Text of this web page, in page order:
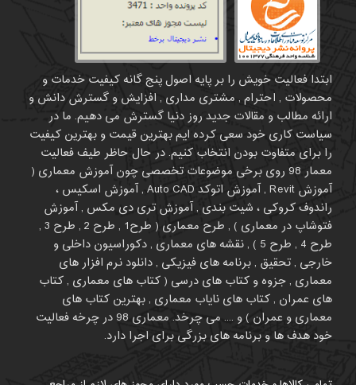
ابتدا فعالیت خویش را بر پایه اصول پنج گانه کیفیت خدمات و
محصولات , احترام , مشتری مداری , افزایش و گسترش دانش و
ارائه مطالب و مقالات جدید روز دنیا گسترش می دهیم. ما در
سیاست کاری خود سعی کرده ایم بهترین قیمت و بهترین کیفیت
را برای متفاوت بودن انتخاب کنیم. در حال حاظر طیف فعالیت
معمار 98 روی برخی موضوعات تخصصی چون آموزش معماری (
آموزش Revit , آموزش اتوکد Auto CAD , آموزش اسکیس ،
راندوف کروکی ، شیت بندی , آموزش تری دی مکس , آموزش
فتوشاپ در معماری ) , طرح معماری ( طرح1 , طرح 2 , طرح 3 ,
طرح 4 , طرح 5 ) , نقشه های معماری , دکوراسیون داخلی و
خارجی , تحقیق , برنامه های فیزیکی , دانلود نرم افزار های
معماری , جزوه و کتاب های درسی ( کتاب های معماری , کتاب
های عمران , کتاب های نایاب معماری , بهترین کتاب های
معماری و عمران ) و .... می چرخد. معماری 98 در چرخه فعالیت
خود هدف ها و برنامه های بزرگی برای اجرا دارد.